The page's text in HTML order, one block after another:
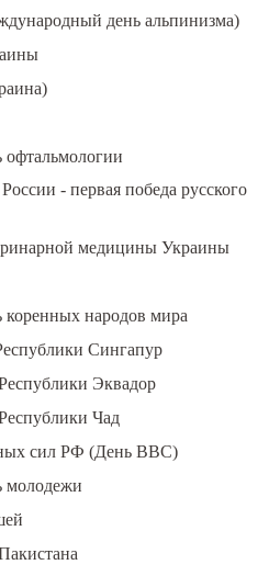
день альпинизма)
- первая победа русского
медицины Украины
народов мира
Сингапур
Эквадор
Чад
сил РФ (День ВВС)
молодежи